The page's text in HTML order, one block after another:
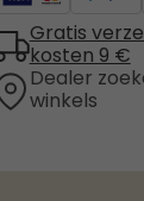
Gratis
kosten 9 €
Dealer
winkels